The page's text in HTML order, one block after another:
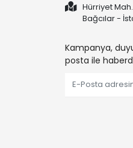
Hürriyet Mah.
Bağcılar -
Kampanya,
posta ile